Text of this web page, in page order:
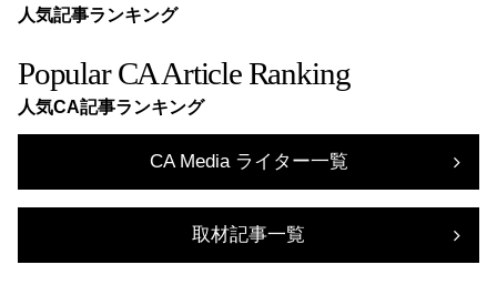
人気記事ランキング
Popular CA Article Ranking
人気CA記事ランキング
CA Media ライター一覧
取材記事一覧